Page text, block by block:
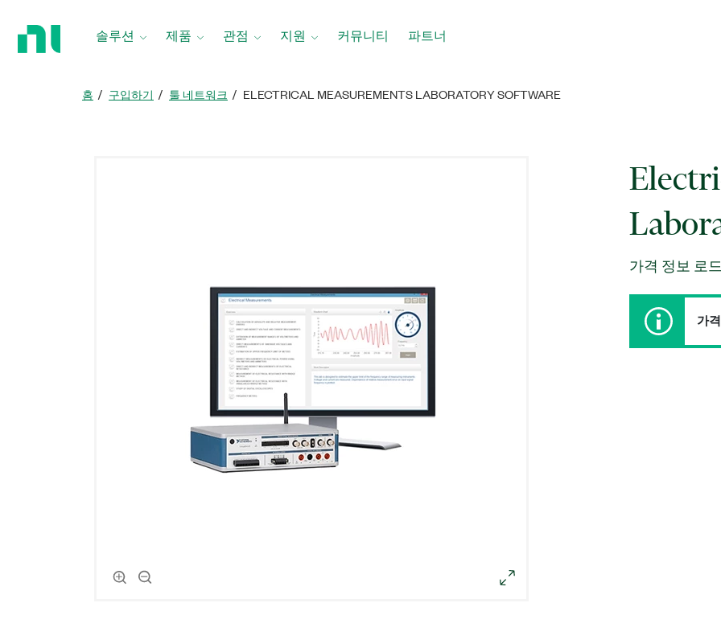
솔루션 제품 관점 지원 커뮤니티 파트너
홈 구입하기 툴 네트워크 ELECTRICAL MEASUREMENTS LABORATORY SOFTWARE
가격 정보 로
가